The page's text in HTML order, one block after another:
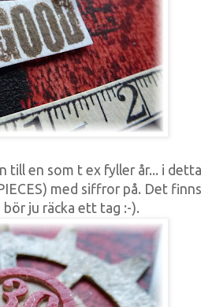
till en som t ex fyller år... i
med siffror på. Det
ju räcka ett tag :-).